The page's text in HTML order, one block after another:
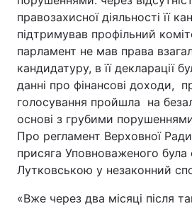
правозахисної діяльності її
підтримував профільний
парламент не мав права
кандидатуру, в її декларації
данні про фінансові доходи,
голосування пройшла на
основі з грубими
Про регламент Верховної
присяга Уповноваженого
Лутковською у незаконний
«Вже через два місяці після